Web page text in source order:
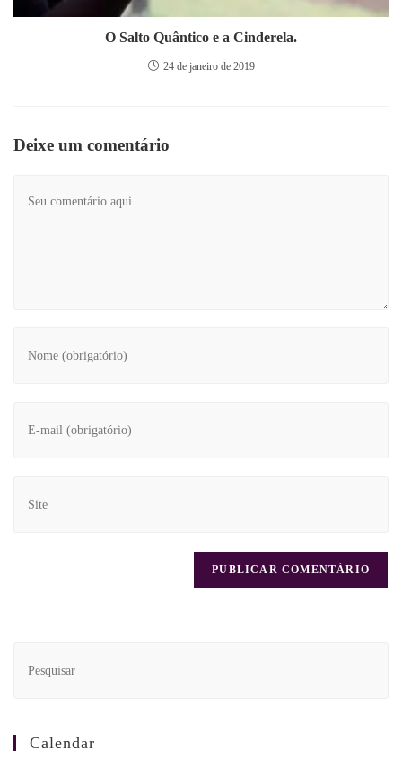
O Salto Quântico e a Cinderela.
24 de janeiro de 2019
Deixe um comentário
Calendar